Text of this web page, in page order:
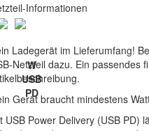
Informationen
W
USB
PD
Ladegerät im Lieferumfang!
Netzteil dazu. Ein passendes
Gerät braucht mindestens
USB Power Delivery (USB PD)